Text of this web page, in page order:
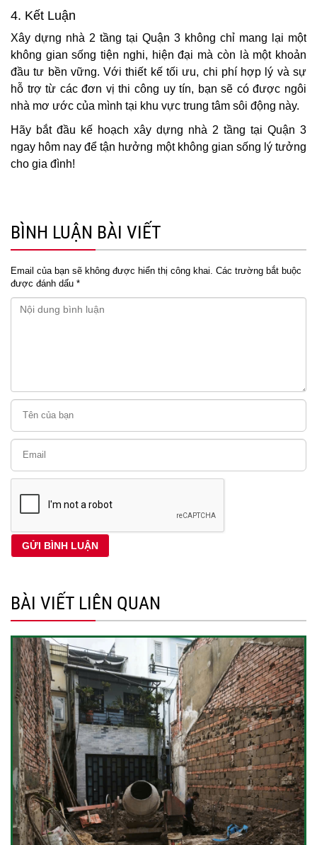
4. Kết Luận
Xây dựng nhà 2 tầng tại Quận 3 không chỉ mang lại một
không gian sống tiện nghi, hiện đại mà còn là một khoản
đầu tư bền vững. Với thiết kế tối ưu, chi phí hợp lý và sự
hỗ trợ từ các đơn vị thi công uy tín, bạn sẽ có được ngôi
nhà mơ ước của mình tại khu vực trung tâm sôi động này.
Hãy bắt đầu kế hoạch xây dựng nhà 2 tầng tại Quận 3
ngay hôm nay để tận hưởng một không gian sống lý tưởng
cho gia đình!
BÌNH LUẬN BÀI VIẾT
Email của bạn sẽ không được hiển thị công khai. Các trường bắt buộc
được đánh dấu *
BÀI VIẾT LIÊN QUAN